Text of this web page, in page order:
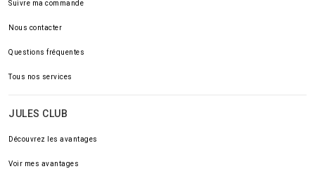
Suivre ma commande
Nous contacter
Questions fréquentes
Tous nos services
JULES CLUB
Découvrez les avantages
Voir mes avantages